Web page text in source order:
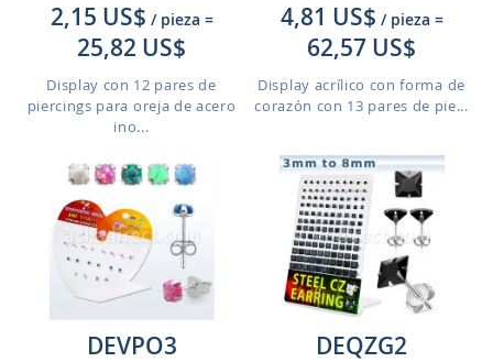
2,15 US$ / pieza =
25,82 US$
Display con 12 pares de
piercings para oreja de acero
ino...
4,81 US$ / pieza =
62,57 US$
Display acrílico con forma de
corazón con 13 pares de pie...
DEVPO3
DEQZG2